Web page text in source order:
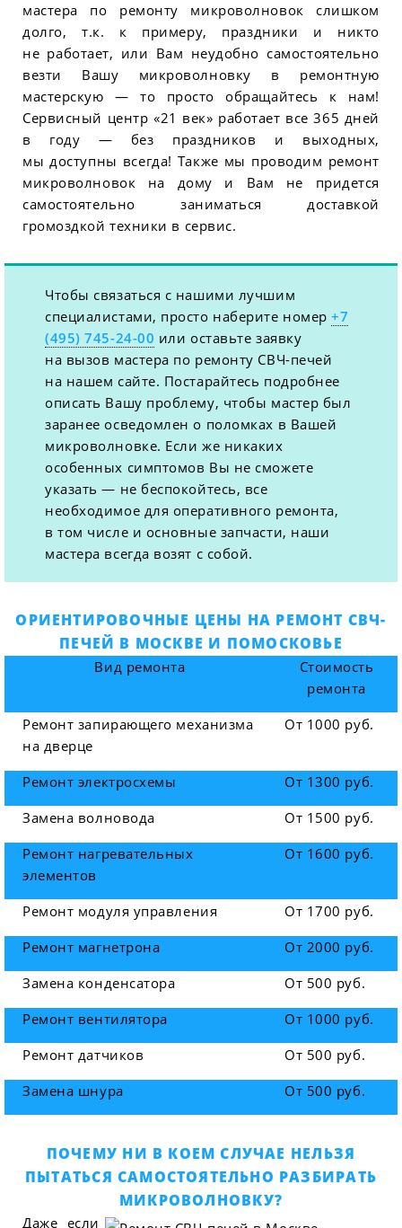
мастера по ремонту микроволновок слишком
долго, т.к. к примеру, праздники и никто
не работает, или Вам неудобно самостоятельно
везти Вашу микроволновку в ремонтную
мастерскую — то просто обращайтесь к нам!
Сервисный центр «21 век» работает все 365 дней
в году — без праздников и выходных,
мы доступны всегда! Также мы проводим ремонт
микроволновок на дому и Вам не придется
самостоятельно заниматься доставкой
громоздкой техники в сервис.
Чтобы связаться с нашими лучшим
специалистами, просто наберите номер+7
(495) 745-24-00 или оставьте заявку
на вызов мастера по ремонту СВЧ-печей
на нашем сайте. Постарайтесь подробнее
описать Вашу проблему, чтобы мастер был
заранее осведомлен о поломках в Вашей
микроволновке. Если же никаких
особенных симптомов Вы не сможете
указать — не беспокойтесь, все
необходимое для оперативного ремонта,
в том числе и основные запчасти, наши
мастера всегда возят с собой.
ОРИЕНТИРОВОЧНЫЕ ЦЕНЫ НА РЕМОНТ СВЧ-
ПЕЧЕЙ В МОСКВЕ И ПОМОСКОВЬЕ
Вид ремонта
Стоимость
ремонта
Ремонт запирающего механизма
на дверце
От 1000 руб.
Ремонт электросхемы
От 1300 руб.
Замена волновода
От 1500 руб.
Ремонт нагревательных
элементов
От 1600 руб.
Ремонт модуля управления
От 1700 руб.
Ремонт магнетрона
От 2000 руб.
Замена конденсатора
От 500 руб.
Ремонт вентилятора
От 1000 руб.
Ремонт датчиков
От 500 руб.
Замена шнура
От 500 руб.
ПОЧЕМУ НИ В КОЕМ СЛУЧАЕ НЕЛЬЗЯ
ПЫТАТЬСЯ САМОСТОЯТЕЛЬНО РАЗБИРАТЬ
МИКРОВОЛНОВКУ?
Даже если